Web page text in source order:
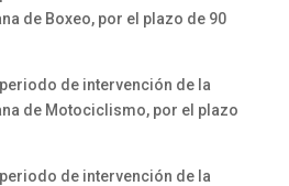
de Boxeo, por el plazo de 90
de intervención de la
de Motociclismo, por el plazo
de intervención de la